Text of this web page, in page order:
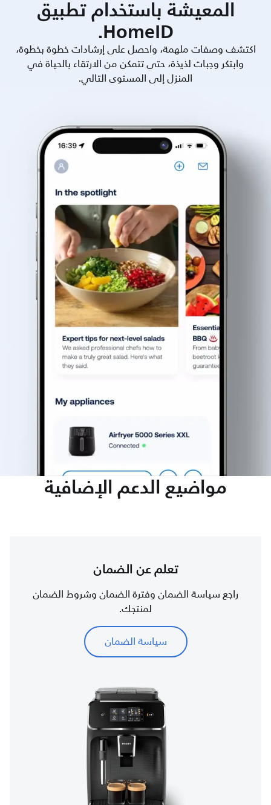
المعيشة باستخدام تطبيق
HomeID.
اكتشف وصفات ملهمة، واحصل على إرشادات خطوة بخطوة،
وابتكر وجبات لذيذة، حتى تتمكن من الارتقاء بالحياة في
المنزل إلى المستوى التالي.
مواضيع الدعم الإضافية
تعلم عن الضمان
راجع سياسة الضمان وفترة الضمان وشروط الضمان
لمنتجك.
سياسة الضمان